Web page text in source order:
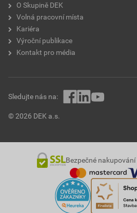
O Skupině DEK
Volná pracovní místa
Kariéra
Výroční publikace
Kontakt pro média
© 2026 DEK a.s.
Sledujte nás na:
Bezpečné nakupování